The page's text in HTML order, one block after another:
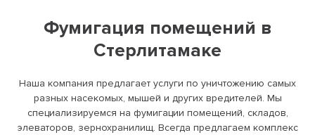
Фумигация помещений в
Стерлитамаке
Наша компания предлагает услуги по уничтожению самых
разных насекомых, мышей и других вредителей. Мы
специализируемся на фумигации помещений, складов,
элеваторов, зернохранилищ. Всегда предлагаем комплекс